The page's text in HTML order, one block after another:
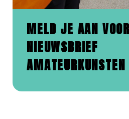
MELD JE AAN
NIEUWSBRIEF
AMATEURKUNSTEN